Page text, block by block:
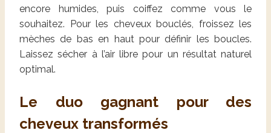
encore humides, puis coiffez comme vous le
souhaitez. Pour les cheveux bouclés, froissez les
mèches de bas en haut pour définir les boucles.
Laissez sécher à l’air libre pour un résultat naturel
optimal.
Le duo gagnant pour des
cheveux transformés